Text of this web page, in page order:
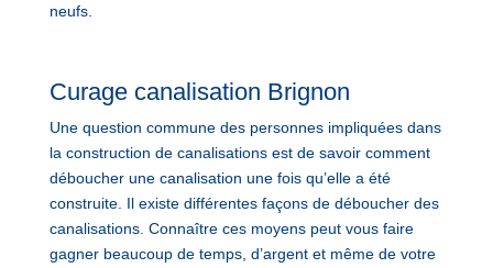
neufs.
Curage canalisation Brignon
Une question commune des personnes impliquées dans
la construction de canalisations est de savoir comment
déboucher une canalisation une fois qu’elle a été
construite. Il existe différentes façons de déboucher des
canalisations. Connaître ces moyens peut vous faire
gagner beaucoup de temps, d’argent et même de votre